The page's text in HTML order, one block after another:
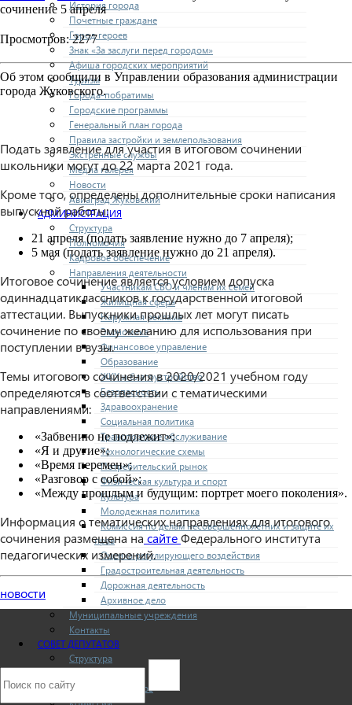
История города
Почетные граждане
Город героев
Знак «За заслуги перед городом»
Афиша городских мероприятий
Туризм
Города-побратимы
Городские программы
Генеральный план города
Правила застройки и землепользования
Экстренные службы
Медиа галерея
Новости
Авиаград Жуковский
АДМИНИСТРАЦИЯ
Структура
Полномочия
Кадровое обеспечение
Направления деятельности
Участникам СВО и членам их семей
Жилищная сфера
Наружная реклама
Экономика
Финансовое управление
Образование
ЖКХ и благоустройство
Безопасность
Здравоохранение
Социальная политика
Транспортное обслуживание
Технологические схемы
Потребительский рынок
Физическая культура и спорт
Культура
Молодежная политика
Комиссия по делам несовершеннолетних и защите их
прав
Оценка регулирующего воздействия
Градостроительная деятельность
Дорожная деятельность
Архивное дело
Муниципальные учреждения
Контакты
СОВЕТ ДЕПУТАТОВ
Структура
О Совете депутатов
Комиссии
сочинение 5 апреля
Просмотров: 2277
Об этом сообщили в Управлении образования администрации
города Жуковского.
Подать заявление для участия в итоговом сочинении
школьники могут до 22 марта 2021 года.
Кроме того, определены дополнительные сроки написания
выпускной работы:
21 апреля (подать заявление нужно до 7 апреля);
5 мая (подать заявление нужно до 21 апреля).
Итоговое сочинение является условием допуска
одиннадцатиклассников к государственной итоговой
аттестации. Выпускники прошлых лет могут писать
сочинение по своему желанию для использования при
поступлении в вузы.
Темы итогового сочинения в 2020/2021 учебном году
определяются в соответствии с тематическими
направлениями:
«Забвению не подлежит»;
«Я и другие»;
«Время перемен»;
«Разговор с собой»;
«Между прошлым и будущим: портрет моего поколения».
Информация о тематических направлениях для итогового
сочинения размещена на сайтеФедерального института
педагогических измерений.
новости